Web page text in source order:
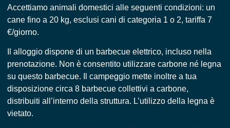
Accettiamo animali domestici alle seguenti condizioni: un
cane fino a 20 kg, esclusi cani di categoria 1 o 2, tariffa 7
€/giorno.
Il alloggio dispone di un barbecue elettrico, incluso nella
prenotazione. Non è consentito utilizzare carbone né legna
su questo barbecue. Il campeggio mette inoltre a tua
disposizione circa 8 barbecue collettivi a carbone,
distribuiti all’interno della struttura. L’utilizzo della legna è
vietato.